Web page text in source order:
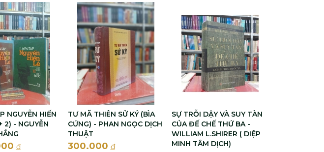
NGUYỄN HIẾN
2) - NGUYỄN
đ
TƯ MÃ THIÊN SỬ KÝ (BÌA
CỨNG) - PHAN NGỌC DỊCH
THUẬT
300.000 đ
SỰ TRỖI DẬY VÀ SUY TÀN
CỦA ĐẾ CHẾ THỨ BA -
WILLIAM L.SHIRER ( DIỆP
MINH TÂM DỊCH)